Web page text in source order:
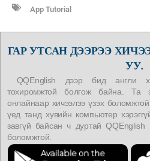
App Tutorial
ГАР УТСАН ДЭЭРЭЭ
УУ.
QQEnglish дээр бид англи
тохиромжтой болгож байна. Та
онлайнаар хичээлээ үзэх
үед танд хувийн компьютер
завгүй байсан ч дуртай QQEnglish
боломжтой.